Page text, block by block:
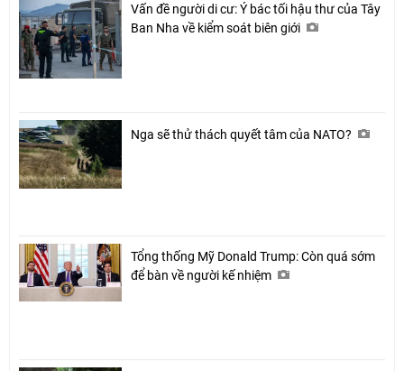
Vấn đề người di cư: Ý bác tối hậu thư của Tây
Ban Nha về kiểm soát biên giới
Nga sẽ thử thách quyết tâm của NATO?
Tổng thống Mỹ Donald Trump: Còn quá sớm
để bàn về người kế nhiệm